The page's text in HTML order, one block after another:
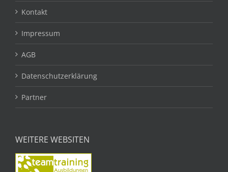
Kontakt
Impressum
AGB
Datenschutzerklärung
Partner
WEITERE WEBSITEN